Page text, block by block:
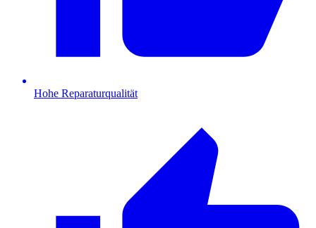
Hohe Reparaturqualität